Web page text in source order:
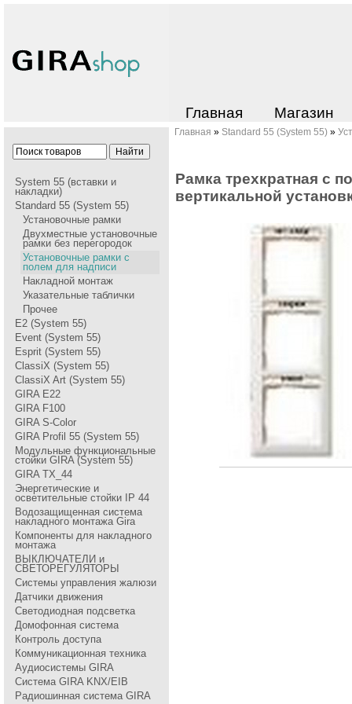
Главная Магазин
System 55 (вставки и
накладки)
Standard 55 (System 55)
Установочные рамки
Двухместные установочные
рамки без перегородок
Установочные рамки с
полем для надписи
Накладной монтаж
Указательные таблички
Прочее
E2 (System 55)
Event (System 55)
Esprit (System 55)
ClassiX (System 55)
ClassiX Art (System 55)
GIRA Е22
GIRA F100
GIRA S-Color
GIRA Profil 55 (System 55)
Модульные функциональные
стойки GIRA (System 55)
GIRA TX_44
Энергетические и
осветительные стойки IP 44
Водозащищенная система
накладного монтажа Gira
Компоненты для накладного
монтажа
ВЫКЛЮЧАТЕЛИ и
СВЕТОРЕГУЛЯТОРЫ
Системы управления жалюзи
Датчики движения
Светодиодная подсветка
Домофонная система
Контроль доступа
Коммуникационная техника
Аудиосистемы GIRA
Система GIRA KNX/EIB
Радиошинная система GIRA
Главная » Standard 55 (System 55) »
Рамка трехкратная с
вертикальной